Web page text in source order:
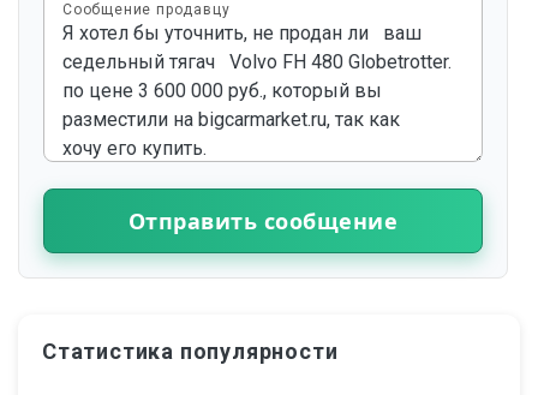
Сообщение продавцу
Отправить сообщение
Статистика популярности